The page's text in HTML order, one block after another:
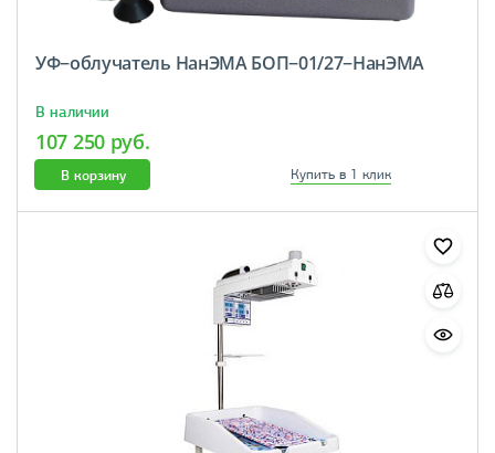
УФ−облучатель НанЭМА БОП−01/27−НанЭМА
В наличии
107 250 руб.
В корзину Купить в 1 клик